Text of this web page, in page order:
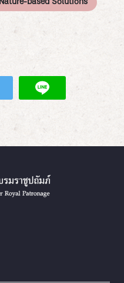
Nature-based Solutions